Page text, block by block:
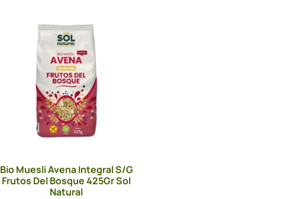
Bio Muesli Avena Integral S/G
Frutos Del Bosque 425Gr Sol
Natural